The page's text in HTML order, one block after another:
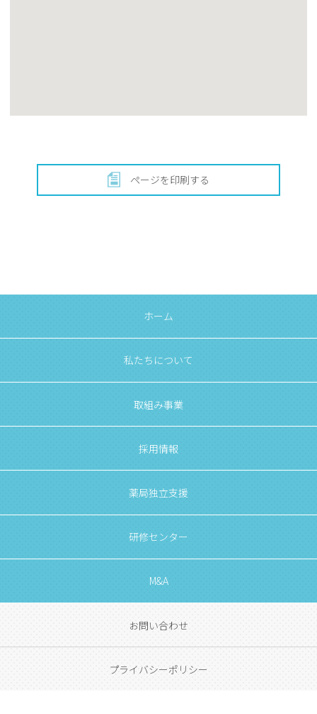
ページを印刷する
ホーム
私たちについて
取組み事業
採用情報
薬局独立支援
研修センター
M&A
お問い合わせ
プライバシーポリシー